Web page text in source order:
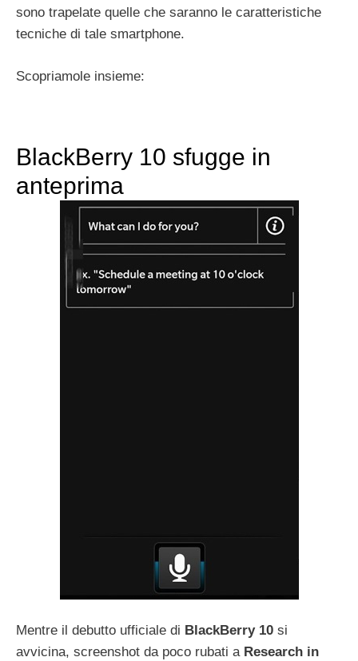
sono trapelate quelle che saranno le caratteristiche
tecniche di tale smartphone.
Scopriamole insieme:
BlackBerry 10 sfugge in
anteprima
Mentre il debutto ufficiale di BlackBerry 10 si
avvicina, screenshot da poco rubati a Research in